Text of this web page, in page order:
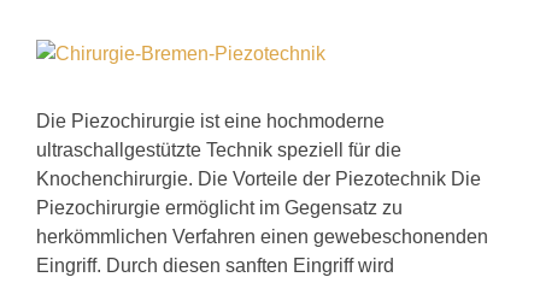
Die Piezochirurgie ist eine hochmoderne
ultraschallgestützte Technik speziell für die
Knochenchirurgie. Die Vorteile der Piezotechnik Die
Piezochirurgie ermöglicht im Gegensatz zu
herkömmlichen Verfahren einen gewebeschonenden
Eingriff. Durch diesen sanften Eingriff wird